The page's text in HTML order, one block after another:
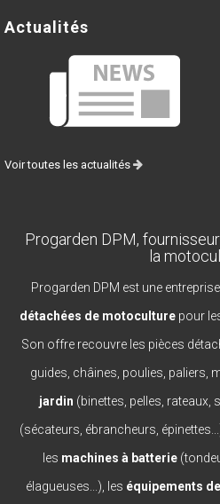
Actualités
Voir toutes les actualités
Progarden DPM,
la
Progarden DPM est une
détachées de motoculturepour
Son offre recouvre les pièces
guides, châines, poulies, paliers,
jardin (binettes, pelles, rateaux,
(sécateurs, ébrancheurs,
les machines à batterie
élagueuses...), les équipements